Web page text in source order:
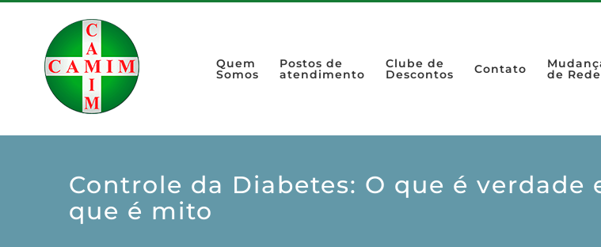
Quem
Somos
Postos de
atendimento
Clube de
Descontos Contato de Rede
Controle da Diabetes: O que é verdade
que é mito